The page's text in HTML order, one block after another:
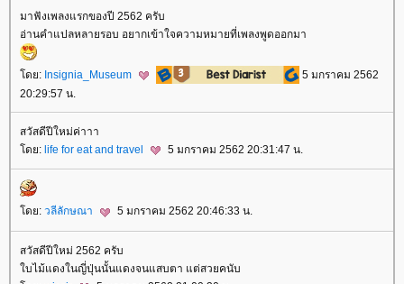
มาฟังเพลงแรกของปี 2562 ครับ
อ่านคำแปลหลายรอบ อยากเข้าใจความหมายที่เพลงพูดออกมา
ดย: Insignia_Museum
5 มกราคม 2562
20:29:57 น.
สวัสดีปีใหม่ค่าาา
ดย: life for eat and travel 5 มกราคม 2562 20:31:47 น.
ดย: วลีลักษณา 5 มกราคม 2562 20:46:33 น.
สวัสดีปีใหม่ 2562 ครับ
บไม้แดงในญี่ปุ่นนั้นแดงจนแสบตา แต่สวยคนับ